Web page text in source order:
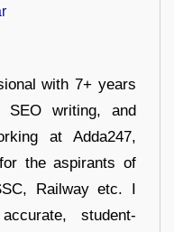
with 7+ years
SEO writing, and
at Adda247,
the aspirants of
Railway etc. I
student-